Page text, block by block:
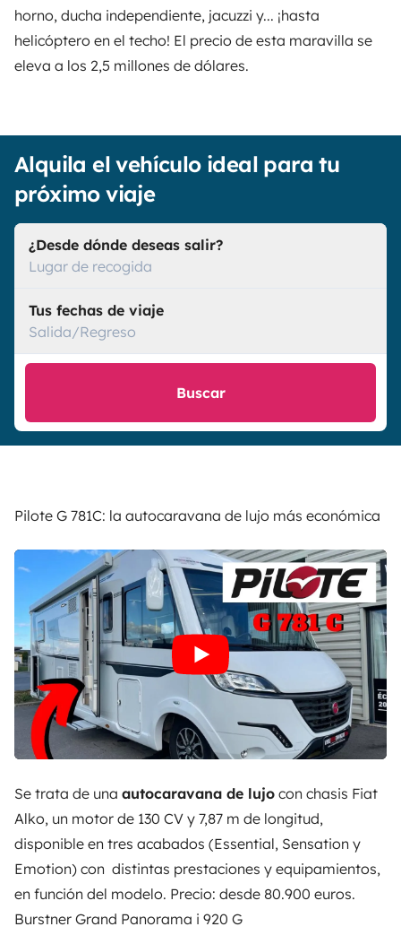
horno, ducha independiente, jacuzzi y... ¡hasta
helicóptero en el techo! El precio de esta maravilla se
eleva a los 2,5 millones de dólares.
Alquila el vehículo ideal para tu
próximo viaje
¿Desde dónde deseas salir?
Lugar de recogida
Tus fechas de viaje
Salida/Regreso
Buscar
Pilote G 781C: la autocaravana de lujo más económica
Se trata de una autocaravana de lujo con chasis Fiat
Alko, un motor de 130 CV y 7,87 m de longitud,
disponible en tres acabados (Essential, Sensation y
Emotion) con distintas prestaciones y equipamientos,
en función del modelo. Precio: desde 80.900 euros.
Burstner Grand Panorama i 920 G